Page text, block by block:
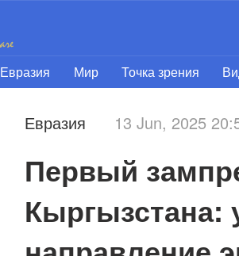
Евразия Мир Точка зрения
Евразия 13 Jun, 2025
Первый
Кыргызстана: